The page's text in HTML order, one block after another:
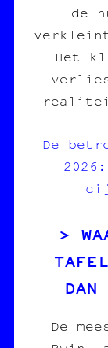
de
Het
De
DAN
De